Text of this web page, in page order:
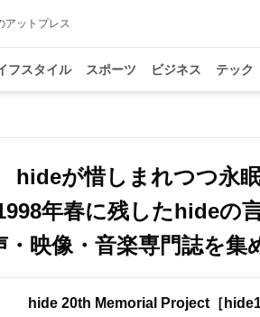
アットプレス
フスタイル スポーツ ビジネス テック
hideが惜しまれつつ永
年春に残したhideの
・映像・音楽専門誌を集
hide 20th Memorial Project［